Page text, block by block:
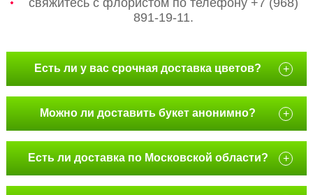
891-19-11.
Есть ли у вас срочная доставка цветов? +
Можно ли доставить букет анонимно? +
Есть ли доставка по Московской области? +